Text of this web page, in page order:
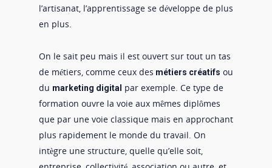
l’artisanat, l’apprentissage se développe de plus
en plus.
On le sait peu mais il est ouvert sur tout un tas
de métiers, comme ceux des métiers créatifs ou
du marketing digital par exemple. Ce type de
formation ouvre la voie aux mêmes diplômes
que par une voie classique mais en approchant
plus rapidement le monde du travail. On
intègre une structure, quelle qu’elle soit,